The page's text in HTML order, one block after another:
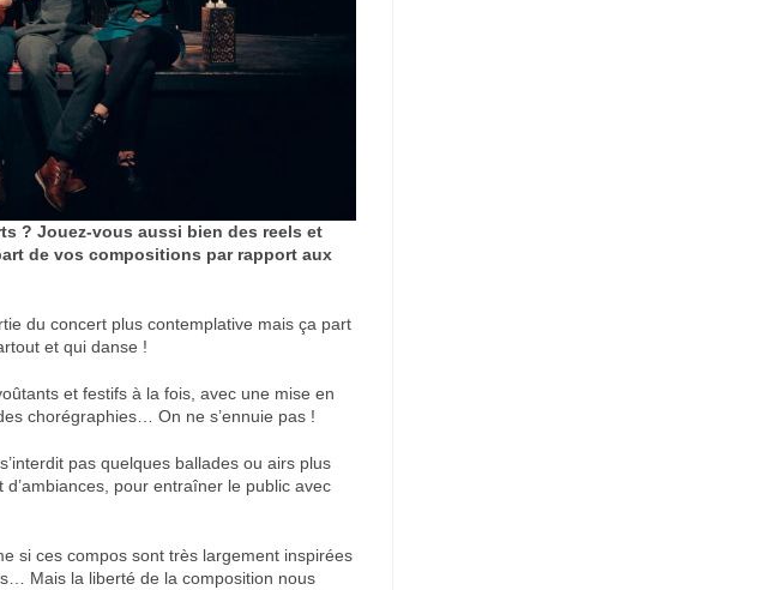
? Jouez-vous aussi bien des reels et
de vos compositions par rapport aux
du concert plus contemplative mais ça part
et qui danse !
et festifs à la fois, avec une mise en
chorégraphies… On ne s’ennuie pas !
pas quelques ballades ou airs plus
d’ambiances, pour entraîner le public avec
si ces compos sont très largement inspirées
Mais la liberté de la composition nous